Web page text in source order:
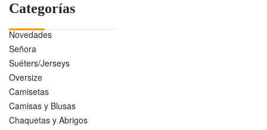
Categorías
Novedades
Señora
Suéters/Jerseys
Oversize
Camisetas
Camisas y Blusas
Chaquetas y Abrigos